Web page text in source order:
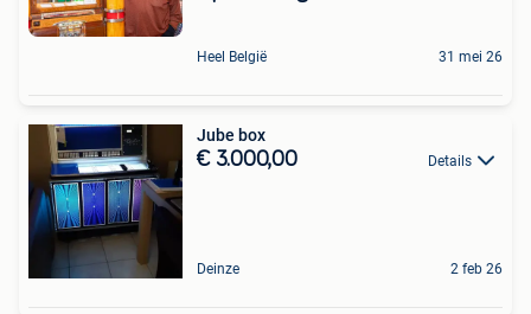
Heel België 31 mei 26
Jube box
€ 3.000,00 Details
Deinze 2 feb 26